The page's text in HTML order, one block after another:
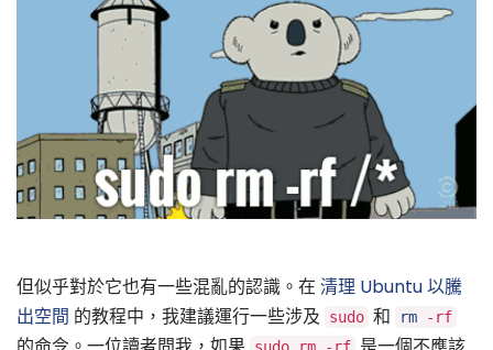
但似乎對於它也有一些混亂的認識。在 清理 Ubuntu 以騰
出空間 的教程中，我建議運行一些涉及 sudo 和 rm -rf
sudo rm -rf